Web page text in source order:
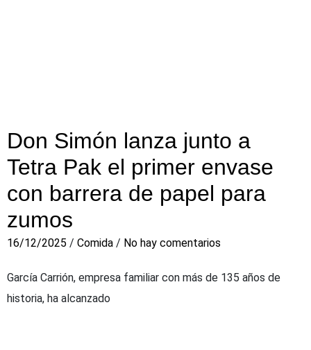
Don Simón lanza junto a
Tetra Pak el primer envase
con barrera de papel para
zumos
16/12/2025 / Comida / No hay comentarios
García Carrión, empresa familiar con más de 135 años de
historia, ha alcanzado